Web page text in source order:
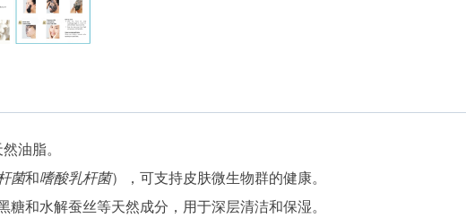
皂
克
quantity
油脂。
菌和嗜酸乳杆菌），可支持皮肤微生物群的健康。
糖和水解蚕丝等天然成分，用于深层清洁和保湿。